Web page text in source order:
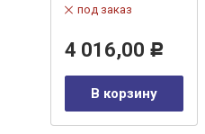
под заказ
4 016,00 Р
В корзину